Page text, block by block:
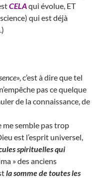
CELAqui évolue, ET
qui est déjà
», c’est à dire que tel
pas ce quelque
de la connaissance, de
semble pas trop
est l’esprit universel,
spirituelles qui
» des anciens
la somme de toutes les